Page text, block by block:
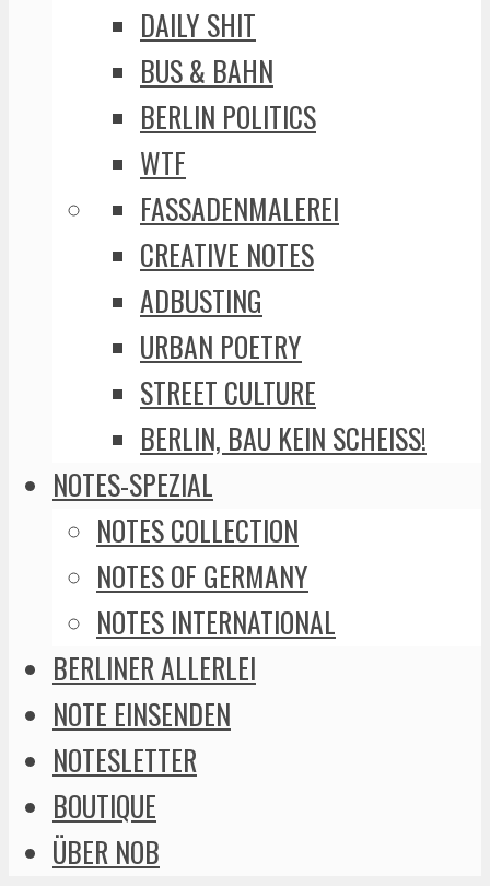
DAILY SHIT
BUS & BAHN
BERLIN POLITICS
WTF
FASSADENMALEREI
CREATIVE NOTES
ADBUSTING
URBAN POETRY
STREET CULTURE
BERLIN, BAU KEIN SCHEISS!
NOTES-SPEZIAL
NOTES COLLECTION
NOTES OF GERMANY
NOTES INTERNATIONAL
BERLINER ALLERLEI
NOTE EINSENDEN
NOTESLETTER
BOUTIQUE
ÜBER NOB